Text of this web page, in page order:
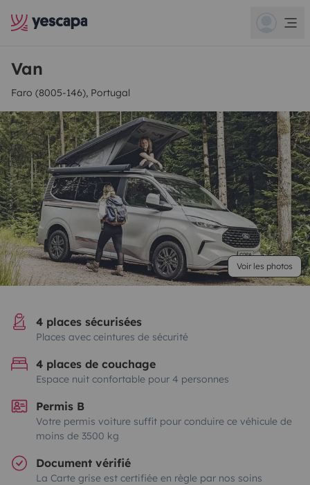
Van
Faro (8005-146), Portugal
Voir les photos
4 places sécurisées
Places avec ceintures de sécurité
4 places de couchage
Espace nuit confortable pour 4 personnes
Permis B
Votre permis voiture suffit pour conduire ce véhicule de
moins de 3500 kg
Document vérifié
La Carte grise est certifiée en règle par nos soins